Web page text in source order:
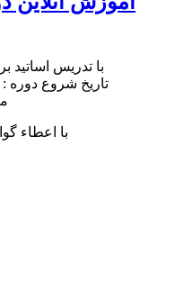
با تدریس
تاریخ شروع دوره : جمعه ۱۹ دی ماه به
با اعطاء